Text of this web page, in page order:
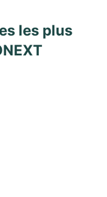
les plus